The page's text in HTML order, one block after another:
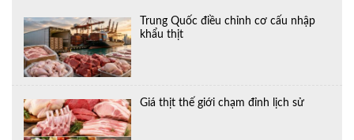
Trung Quốc điều chỉnh cơ cấu nhập
khẩu thịt
Giá thịt thế giới chạm đỉnh lịch sử